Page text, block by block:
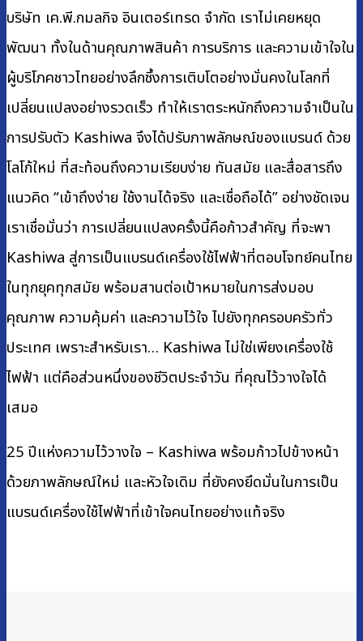
บริษัท เค.พี.กมลกิจ อินเตอร์เทรด จำกัด เราไม่เคยหยุด
พัฒนา ทั้งในด้านคุณภาพสินค้า การบริการ และความเข้าใจใน
ผู้บริโภคชาวไทยอย่างลึกซึ้งการเติบโตอย่างมั่นคงในโลกที่
เปลี่ยนแปลงอย่างรวดเร็ว ทำให้เราตระหนักถึงความจำเป็นใน
การปรับตัว Kashiwa จึงได้ปรับภาพลักษณ์ของแบรนด์ ด้วย
โลโก้ใหม่ ที่สะท้อนถึงความเรียบง่าย ทันสมัย และสื่อสารถึง
แนวคิด “เข้าถึงง่าย ใช้งานได้จริง และเชื่อถือได้” อย่างชัดเจน
เราเชื่อมั่นว่า การเปลี่ยนแปลงครั้งนี้คือก้าวสำคัญ ที่จะพา
Kashiwa สู่การเป็นแบรนด์เครื่องใช้ไฟฟ้าที่ตอบโจทย์คนไทย
ในทุกยุคทุกสมัย พร้อมสานต่อเป้าหมายในการส่งมอบ
คุณภาพ ความคุ้มค่า และความไว้ใจ ไปยังทุกครอบครัวทั่ว
ประเทศ เพราะสำหรับเรา… Kashiwa ไม่ใช่เพียงเครื่องใช้
ไฟฟ้า แต่คือส่วนหนึ่งของชีวิตประจำวัน ที่คุณไว้วางใจได้
เสมอ
25 ปีแห่งความไว้วางใจ – Kashiwa พร้อมก้าวไปข้างหน้า
ด้วยภาพลักษณ์ใหม่ และหัวใจเดิม ที่ยังคงยึดมั่นในการเป็น
แบรนด์เครื่องใช้ไฟฟ้าที่เข้าใจคนไทยอย่างแท้จริง